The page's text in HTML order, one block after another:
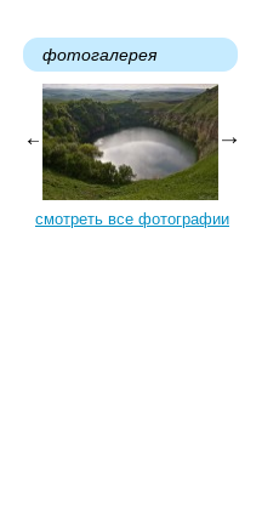
фотогалерея
смотреть все фотографии